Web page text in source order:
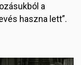
a
haszna lett”.